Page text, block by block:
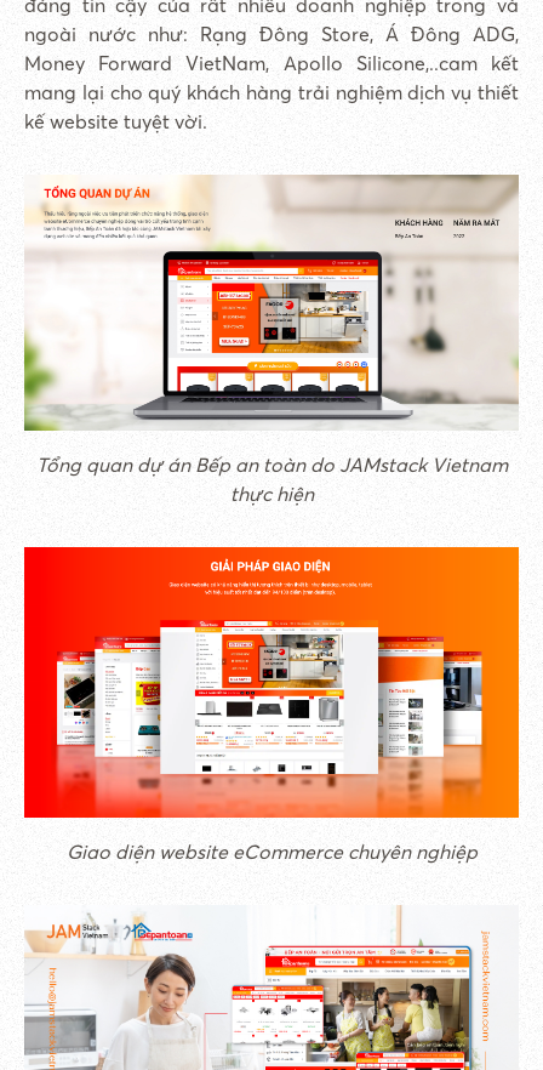
ngoài nước như: Rạng Đông Store, Á Đông ADG,
Money Forward VietNam, Apollo Silicone,..cam kết
mang lại cho quý khách hàng trải nghiệm dịch vụ thiết
kế website tuyệt vời.
Tổng quan dự án Bếp an toàn do JAMstack Vietnam
thực hiện
Giao diện website eCommerce chuyên nghiệp